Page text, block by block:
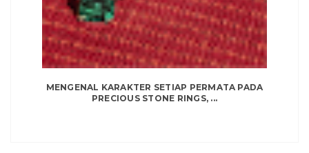
MENGENAL KARAKTER SETIAP PERMATA PADA
PRECIOUS STONE RINGS, ...